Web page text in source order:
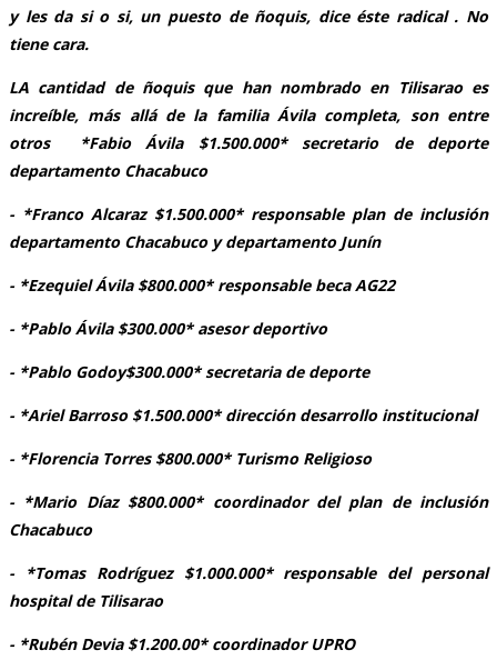
y les da si o si, un puesto de ñoquis, dice éste radical . No
tiene cara.
LA cantidad de ñoquis que han nombrado en Tilisarao es
increíble, más allá de la familia Ávila completa, son entre
otros *Fabio Ávila $1.500.000* secretario de deporte
departamento Chacabuco
- *Franco Alcaraz $1.500.000* responsable plan de inclusión
departamento Chacabuco y departamento Junín
- *Ezequiel Ávila $800.000* responsable beca AG22
- *Pablo Ávila $300.000* asesor deportivo
- *Pablo Godoy$300.000* secretaria de deporte
- *Ariel Barroso $1.500.000* dirección desarrollo institucional
- *Florencia Torres $800.000* Turismo Religioso
- *Mario Díaz $800.000* coordinador del plan de inclusión
Chacabuco
- *Tomas Rodríguez $1.000.000* responsable del personal
hospital de Tilisarao
- *Rubén Devia $1.200.00* coordinador UPRO